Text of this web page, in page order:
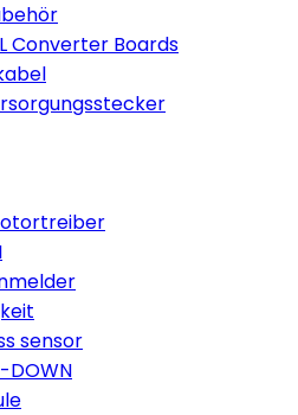
Converter Boards
sensor
DOWN